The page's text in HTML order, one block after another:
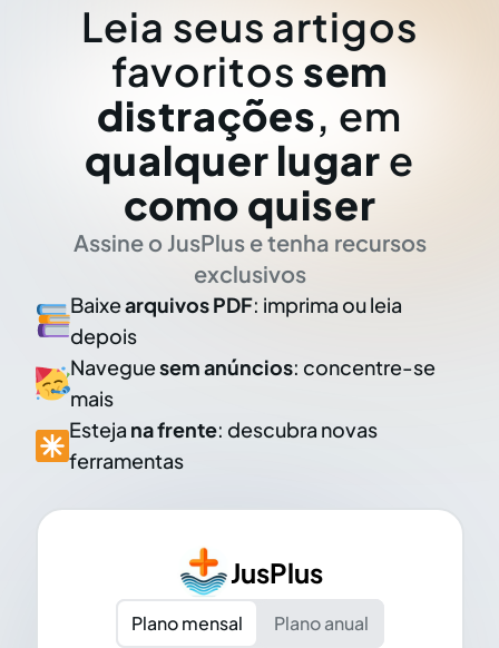
Leia seus artigos
favoritos sem
distrações, em
qualquer lugar e
como quiser
Assine o JusPlus e tenha recursos
exclusivos
Baixearquivos PDF: imprima ou leia
depois
Naveguesem anúncios: concentre-se
mais
Esteja na frente: descubra novas
ferramentas
JusPlus
Plano mensal
Plano anual